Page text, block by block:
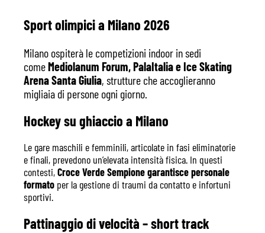
Sport olimpici a Milano 2026
Milano ospiterà le competizioni indoor in sedi
comeMediolanum Forum, PalaItalia e Ice Skating
Arena Santa Giulia, strutture che accoglieranno
migliaia di persone ogni giorno.
Hockey su ghiaccio a Milano
Le gare maschili e femminili, articolate in fasi eliminatorie
e finali, prevedono un’elevata intensità fisica. In questi
contesti,Croce Verde Sempione garantisce personale
formato per la gestione di traumi da contatto e infortuni
sportivi.
Pattinaggio di velocità – short track